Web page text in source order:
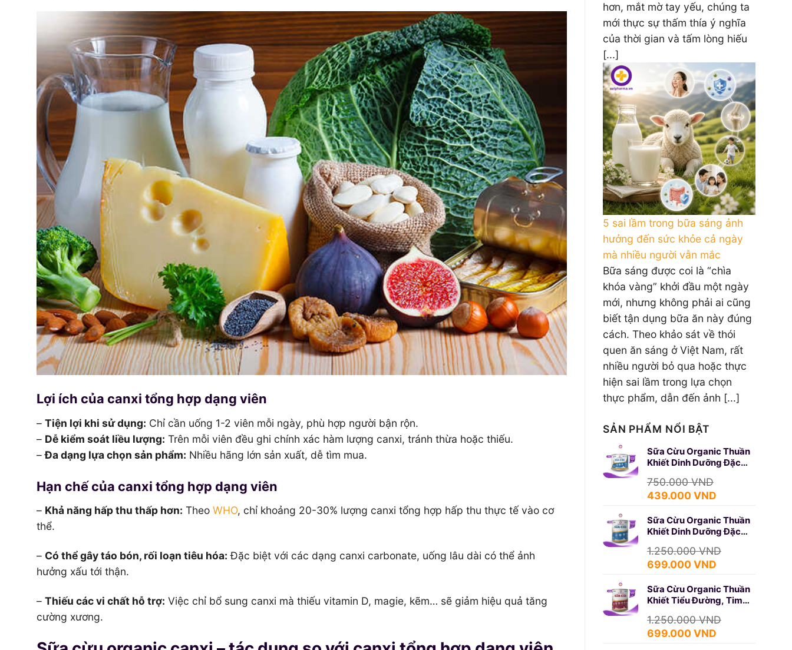
Lợi ích của canxi tổng hợp dạng viên
– Tiện lợi khi sử dụng: Chỉ cần uống 1-2 viên mỗi ngày, phù hợp người bận rộn.
– Dễ kiểm soát liều lượng: Trên mỗi viên đều ghi chính xác hàm lượng canxi, tránh thừa hoặc thiếu.
–Đa dạng lựa chọn sản phẩm: Nhiều hãng lớn sản xuất, dễ tìm mua.
Hạn chế của canxi tổng hợp dạng viên
– Khả năng hấp thu thấp hơn: Theo WHO, chỉ khoảng 20-30% lượng canxi tổng hợp hấp thu thực tế vào cơ
thể.
– Có thể gây táo bón, rối loạn tiêu hóa: Đặc biệt với các dạng canxi carbonate, uống lâu dài có thể ảnh
hưởng xấu tới thận.
– Thiếu các vi chất hỗ trợ: Việc chỉ bổ sung canxi mà thiếu vitamin D, magie, kẽm… sẽ giảm hiệu quả tăng
cường xương.
hơn, mắt mờ tay yếu, chúng ta
mới thực sự thấm thía ý nghĩa
của thời gian và tấm lòng hiếu
[...]
5 sai lầm trong bữa sáng ảnh
hưởng đến sức khỏe cả ngày
mà nhiều người vẫn mắc
Bữa sáng được coi là “chìa
khóa vàng” khởi đầu một ngày
mới, nhưng không phải ai cũng
biết tận dụng bữa ăn này đúng
cách. Theo khảo sát về thói
quen ăn sáng ở Việt Nam, rất
nhiều người bỏ qua hoặc thực
hiện sai lầm trong lựa chọn
thực phẩm, dẫn đến ảnh [...]
SẢN PHẨM NỔI BẬT
Sữa Cừu Organic Thuần
Khiết Dinh Dưỡng Đặc
750.000VND
Giá
là:
750.000 VND.
439.000 VND
tại
là:
439.000 VND.
Sữa Cừu Organic Thuần
Khiết Dinh Dưỡng Đặc
1.250.000VND
Giá
là:
1.250.000 VND.
699.000 VND
tại
là:
699.000 VND.
Sữa Cừu Organic Thuần
Khiết Tiểu Đường, Tim
1.250.000VND
Giá
699.000 VND